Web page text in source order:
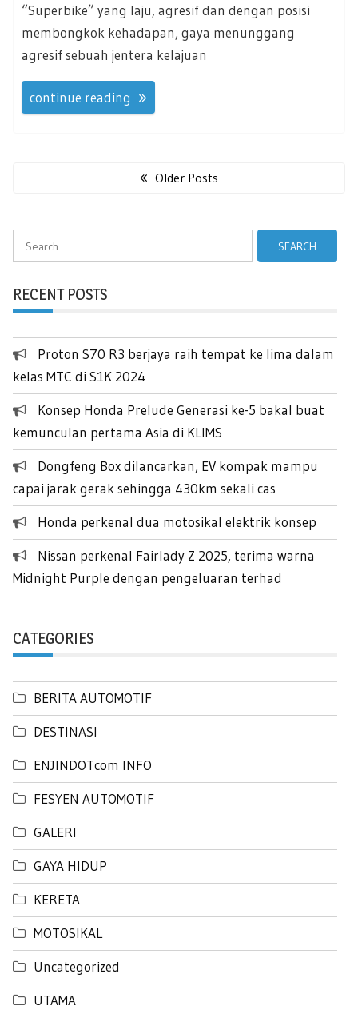
“Superbike” yang laju, agresif dan dengan posisi
membongkok kehadapan, gaya menunggang
agresif sebuah jentera kelajuan
continue reading
Older Posts
RECENT POSTS
Proton S70 R3 berjaya raih tempat ke lima dalam
kelas MTC di S1K 2024
Konsep Honda Prelude Generasi ke-5 bakal buat
kemunculan pertama Asia di KLIMS
Dongfeng Box dilancarkan, EV kompak mampu
capai jarak gerak sehingga 430km sekali cas
Honda perkenal dua motosikal elektrik konsep
Nissan perkenal Fairlady Z 2025, terima warna
Midnight Purple dengan pengeluaran terhad
CATEGORIES
BERITA AUTOMOTIF
DESTINASI
ENJINDOTcom INFO
FESYEN AUTOMOTIF
GALERI
GAYA HIDUP
KERETA
MOTOSIKAL
Uncategorized
UTAMA